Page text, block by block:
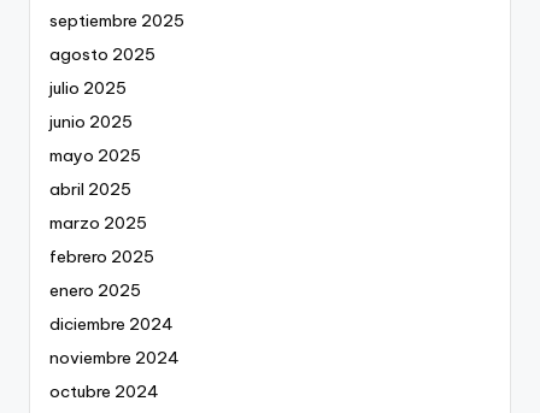
septiembre 2025
agosto 2025
julio 2025
junio 2025
mayo 2025
abril 2025
marzo 2025
febrero 2025
enero 2025
diciembre 2024
noviembre 2024
octubre 2024